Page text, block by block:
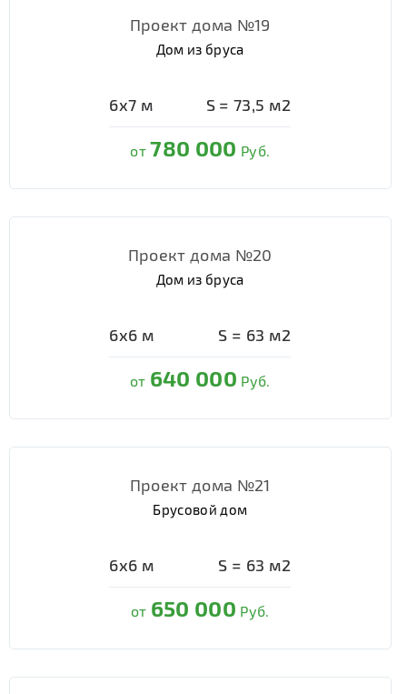
Проект дома №19
Дом из бруса
6х7 м S = 73,5 м2
от780 000 Руб.
Проект дома №20
Дом из бруса
6х6 м S = 63 м2
от 640 000 Руб.
Проект дома №21
Брусовой дом
6х6 м S = 63 м2
от 650 000 Руб.